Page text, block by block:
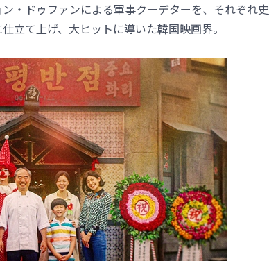
・ドゥファンによる軍事クーデターを、それぞれ史
立て上げ、大ヒットに導いた韓国映画界。